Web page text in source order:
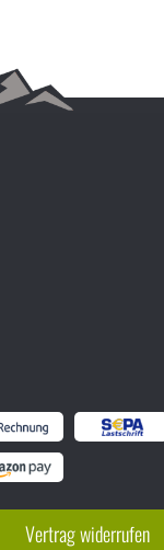
Vertrag widerrufen